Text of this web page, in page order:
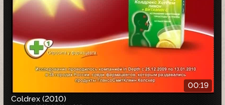
00:19
Coldrex (2010)